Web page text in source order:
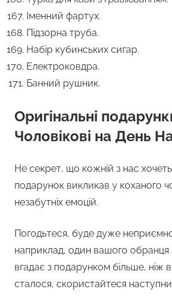
Іменний фартух.
Підзорна труба.
Набір кубинських сигар.
Електроковдра.
Банний рушник.
Оригінальні
Чоловікові на День
Не секрет, що кожній з нас
подарунок викликав у коханого
незабутніх емоцій.
Погодьтеся, буде дуже
наприклад, один вашого обранця
вгадає з подарунком більше, ніж
сталося, скористайтеся